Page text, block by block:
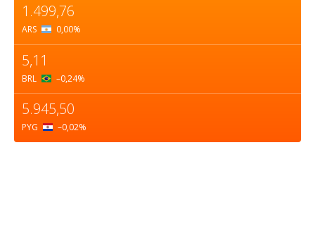
1.499,76
ARS 0,00%
5,11
BRL –0,24%
5.945,50
PYG –0,02%